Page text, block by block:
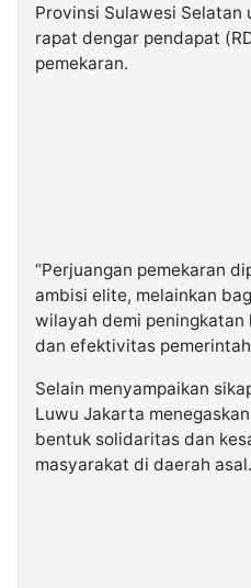
Provinsi Sulawesi Selatan
rapat dengar pendapat
pemekaran.
“Perjuangan pemekaran
ambisi elite, melainkan
wilayah demi
dan efektivitas
Selain menyampaikan
Luwu Jakarta
bentuk solidaritas dan
masyarakat di daerah asal.